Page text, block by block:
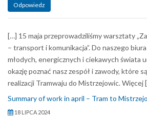
Odpowiedz
[…] 15 maja przeprowadziliśmy warsztaty
– transport i komunikacja”. Do naszego
młodych, energicznych i ciekawych świata
okazję poznać nasz zespół i zawody, które
realizacji Tramwaju do Mistrzejowic. Więcej
Summary of work in april – Tram to
18 LIPCA 2024